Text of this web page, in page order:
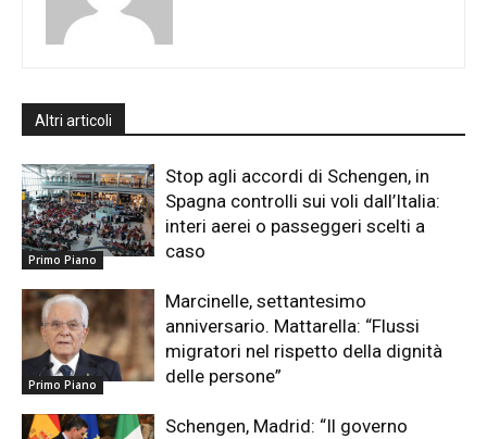
Altri articoli
Primo Piano
Stop agli accordi di Schengen, in
Spagna controlli sui voli dall’Italia:
interi aerei o passeggeri scelti a
caso
Primo Piano
Marcinelle, settantesimo
anniversario. Mattarella: “Flussi
migratori nel rispetto della dignità
delle persone”
Schengen, Madrid: “Il governo